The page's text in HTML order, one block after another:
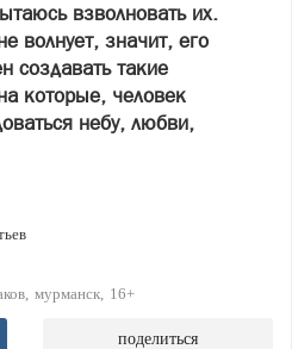
взволновать их.
волнует, значит, его
создавать такие
которые, человек
небу, любви,
мурманск 16+
поделиться